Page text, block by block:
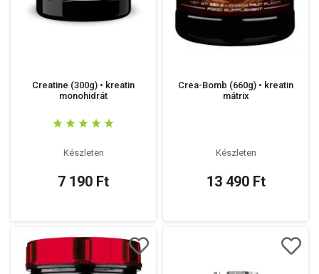
Creatine (300g) • kreatin
monohidrát
Készleten
7 190 Ft
Crea-Bomb (660g) • kreatin
mátrix
Készleten
13 490 Ft